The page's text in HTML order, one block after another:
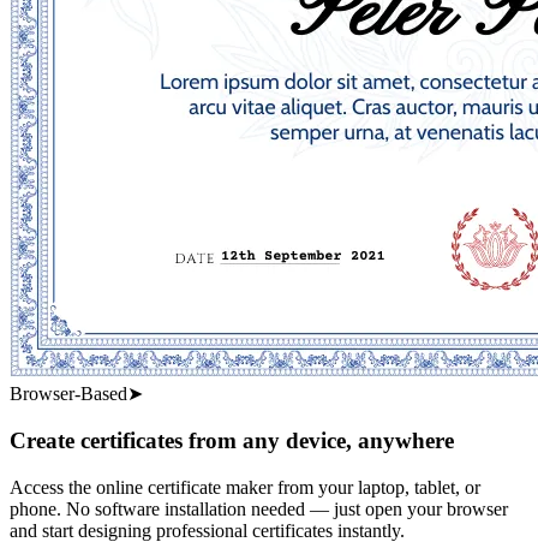
Browser-Based➤
Create certificates from any device, anywhere
Access the online certificate maker from your laptop, tablet, or
phone. No software installation needed — just open your browser
and start designing professional certificates instantly.